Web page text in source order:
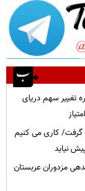
تغییر سهم دریای
گرفت/ کاری می کنیم
نیاید
مزدوران عربستان